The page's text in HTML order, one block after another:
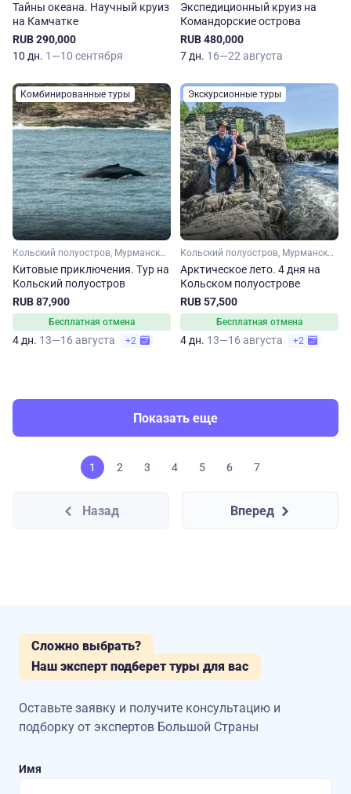
Тайны океана. Научный круиз
на Камчатке
RUB 290,000
10 дн. 1—10 сентября
Экспедиционный круиз на
Командорские острова
RUB 480,000
7 дн. 16—22 августа
Комбинированные туры
Кольский полуостров, Мурманская область, Арктика
Китовые приключения. Тур на
Кольский полуостров
RUB 87,900
Бесплатная отмена
4 дн. 13—16 августа +2
Экскурсионные туры
Кольский полуостров, Мурманская область, Арктика
Арктическое лето. 4 дня на
Кольском полуострове
RUB 57,500
Бесплатная отмена
4 дн. 13—16 августа +2
Показать еще
1 2 3 4 5 6 7
Назад Вперед
Сложно выбрать?
Наш эксперт подберет туры для вас
Оставьте заявку и получите консультацию и
подборку от экспертов Большой Страны
Имя